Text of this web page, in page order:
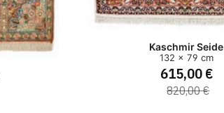
Kaschmir Seide
132 x 79 cm
615,00 €
820,00 €